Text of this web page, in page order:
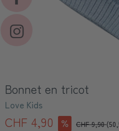
Bonnet en tricot
Love Kids
CHF 4,90 CHF 9,90